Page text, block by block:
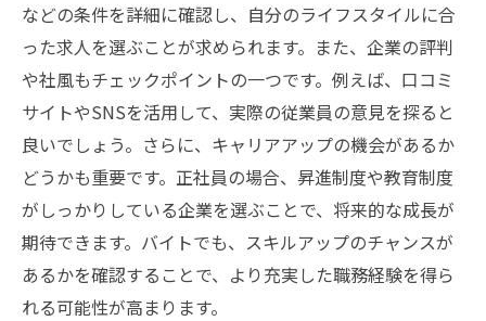
などの条件を詳細に確認し、自分のライフスタイルに合
った求人を選ぶことが求められます。また、企業の評判
や社風もチェックポイントの一つです。例えば、口コミ
サイトやSNSを活用して、実際の従業員の意見を探ると
良いでしょう。さらに、キャリアアップの機会があるか
どうかも重要です。正社員の場合、昇進制度や教育制度
がしっかりしている企業を選ぶことで、将来的な成長が
期待できます。バイトでも、スキルアップのチャンスが
あるかを確認することで、より充実した職務経験を得ら
れる可能性が高まります。